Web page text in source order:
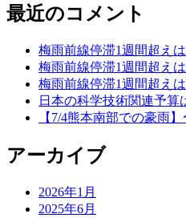
最近のコメント
梅雨前線停滞1週間超え
梅雨前線停滞1週間超え
梅雨前線停滞1週間超え
日本の科学技術関連予
【7/4熊本南部での豪雨
アーカイブ
2026年1月
2025年6月